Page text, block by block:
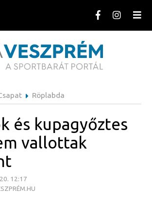
Röplabda
és kupagyőztes
vallottak
12:17